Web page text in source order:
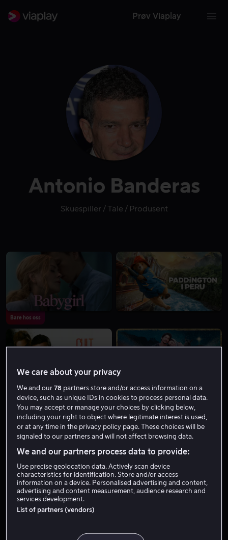
Prøv Viaplay
Antonio Banderas
Skuespiller Tale Produsent
Bare hos oss
Fra 49 kr
Fra 59 kr Fra 49 kr
We care about your privacy
We and our78 partners store and/or access information on a
device, such as unique IDs in cookies to process personal data.
You may accept or manage your choices by clicking below,
including your right to object where legitimate interest is used,
or at any time in the privacy policy page. These choices will be
signaled to our partners and will not affect browsing data.
We and our partners process data to provide:
Use precise geolocation data. Actively scan device
characteristics for identification. Store and/or access
information on a device. Personalised advertising and content,
advertising and content measurement, audience research and
services development.
List of partners (vendors)